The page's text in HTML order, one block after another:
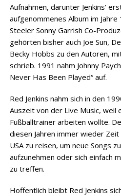
Aufnahmen, darunter Jenkins‘
aufgenommenes Album im
Steeler Sonny Garrish Co-
gehörten bisher auch Joe Sun,
Becky Hobbs zu den Autoren,
schrieb. 1991 nahm Johnny
Never Has Been Played“ auf.
Red Jenkins nahm sich in den
Auszeit von der Live Music, weil
Fußballtrainer arbeiten wollte.
diesen Jahren immer wieder
USA zu reisen, um neue Songs
aufzunehmen oder sich einfach
zu treffen.
Hoffentlich bleibt Red Jenkins